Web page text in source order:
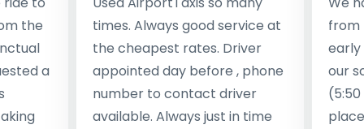
the
a
times. Always good service at
the cheapest rates. Driver
appointed day before , phone
number to contact driver
available. Always just in time
from
early
our